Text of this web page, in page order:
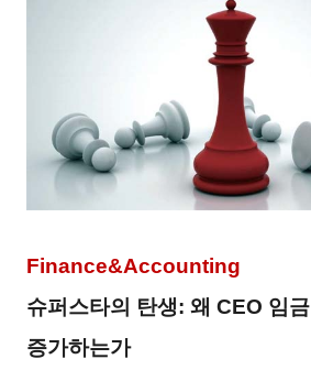
Finance&Accounting
슈퍼스타의 탄생:왜 CEO 임
증가하는가